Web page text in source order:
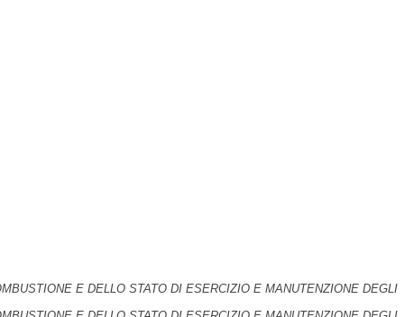
E DELLO STATO DI ESERCIZIO E MANUTENZIONE DEGLI